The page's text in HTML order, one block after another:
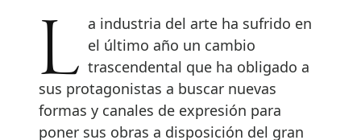
La industria del arte ha sufrido en el último año un cambio
trascendental que ha obligado a
sus protagonistas a buscar nuevas
formas y canales de expresión para
poner sus obras a disposición del gran